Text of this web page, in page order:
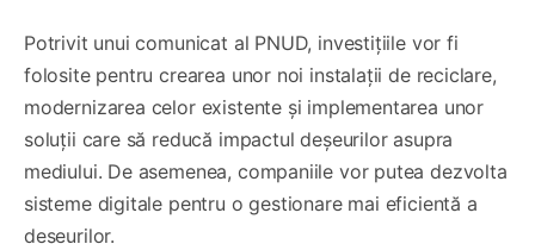
Potrivit unui comunicat al PNUD, investițiile vor fi
folosite pentru crearea unor noi instalații de reciclare,
modernizarea celor existente și implementarea unor
soluții care să reducă impactul deșeurilor asupra
mediului. De asemenea, companiile vor putea dezvolta
sisteme digitale pentru o gestionare mai eficientă a
deșeurilor.